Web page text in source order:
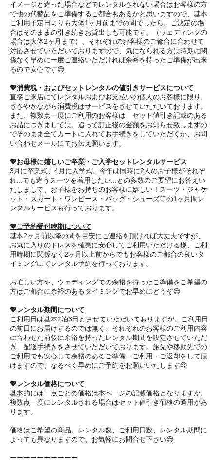
イメージと違った場合などでレンタルされない場合はお客様の方
で他の代替品をご準備するご都合もあるかと思いますので、基本
ご利用予定日よりも大体1ヶ月前までの間でしたら、ご決定の場
合はそのままの引き続きお貸出しも可能です。（ウェディングの
場合は大体2ヶ月まで）、それぞれのお客様のご都合に合わせて
対応させていただいておりますので、気になられる方は時期に関
係なく早めに一度ご連絡いただければ余裕を持ったご準備が出来
るので安心です😊
💖消費税・およびセットレンタルの値引きサービスについて
直接ご来店にてレンタルおよびお支払いの個人のお客様に限り、
ささやかながら消費税はサービスをさせていただいております。
また、複数点一度にご利用のお客様は、セット値引き記載のある
お品につきましては、追って訂正後の金額をお知らせ致しますの
でそのまま全てカートに入れてお手続きをしていただくか、お問
い合わせメールにてお伝え願います。
💖お母様に嬉しいご卒業・ご入学セットレンタルサービス
3月に卒業式、4月に入学式、今年は同時に2人のお子様がそれぞ
れ...でも違うスーツを着用したい...との多数のご要望にお答えい
たしまして、お子様をお持ちのお客様に嬉しい！スーツ・ジャケ
ット・スカート・ワンピース・バッグ・シューズ等の1ヶ月間レ
ンタルサービスも行っております。
💖ご予約受付時期について
基本2ヶ月前以降の間を目安にご連絡を頂ければ大丈夫ですが、
お気に入りのドレスを確実に安心してご利用いただける様、ご利
用時期に関係なく2ヶ月以上前からでもお客様のご都合の良いタ
イミングにてレンタル予約を行っております。
お忙しい方や、ウェディングでの余裕を持ったご準備をご希望の
方はご都合に余裕のあるタイミングでお早めにどうぞ😊
💖レンタル期間について
ご利用日は基本2泊3日とさせていただいておりますが、ご利用日
の前日にお届けするのでは無く、それぞれのお客様のご利用内容
に合わせた前後に余裕を持ったレンタル期間を設定させていただ
き、配送手続きをさせていただいております。旅先や移動先での
ご利用でも安心して余裕のあるご準備・ご利用・ご返却をして頂
けますので、なるべく早めにご予約をお願いいたします😌
💖レンタル価格について
基本的には一点ごとの価格は本ページの記載価格となりますが、
複数点一度にレンタルされる場合はセット値引き価格の適用があ
ります。
価格はご希望の商品、レンタル数、ご利用日数、レンタル期間に
よっても異なりますので、お気軽にお問合せ下さい😌
ーーーーーーーーーー